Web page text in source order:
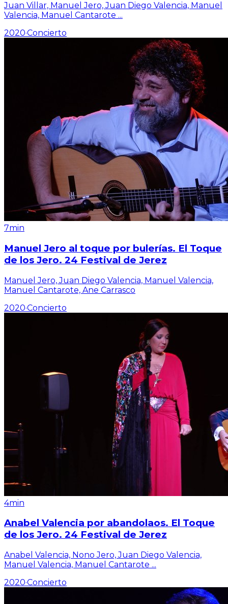
Juan Villar, Manuel Jero, Juan Diego Valencia, Manuel
Valencia, Manuel Cantarote ...
2020·Concierto
7min
Manuel Jero al toque por bulerías. El Toque
de los Jero. 24 Festival de Jerez
Manuel Jero, Juan Diego Valencia, Manuel Valencia,
Manuel Cantarote, Ane Carrasco
2020·Concierto
4min
Anabel Valencia por abandolaos. El Toque
de los Jero. 24 Festival de Jerez
Anabel Valencia, Nono Jero, Juan Diego Valencia,
Manuel Valencia, Manuel Cantarote ...
2020·Concierto